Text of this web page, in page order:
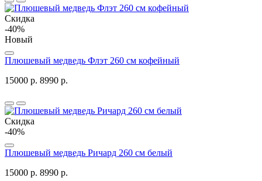
Скидка
-40%
Новый
Плюшевый медведь Флэт 260 см кофейный
15000 р. 8990 р.
Скидка
-40%
Плюшевый медведь Ричард 260 см белый
15000 р. 8990 р.